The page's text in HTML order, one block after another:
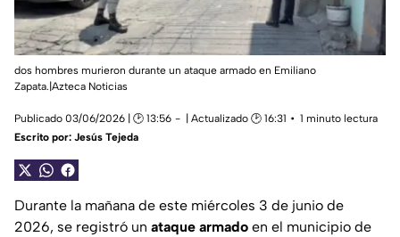
dos hombres murieron durante un ataque armado en Emiliano
Zapata.|Azteca Noticias
Publicado 03/06/2026 | 🕑 13:56 | Actualizado 🕑 16:31
1 minuto lectura
Escrito por: Jesús Tejeda
Durante la mañana de este miércoles 3 de junio de
2026, se registró un ataque armado en el municipio de